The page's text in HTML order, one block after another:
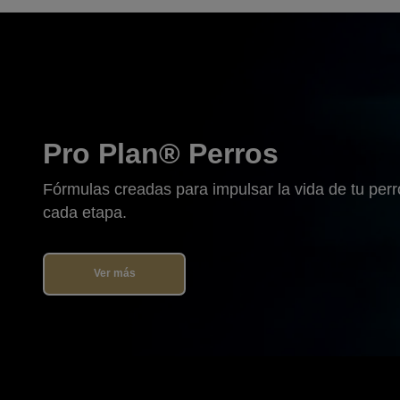
Pro Plan® Perros
Fórmulas creadas para impulsar la vida de tu
cada etapa.
Ver más